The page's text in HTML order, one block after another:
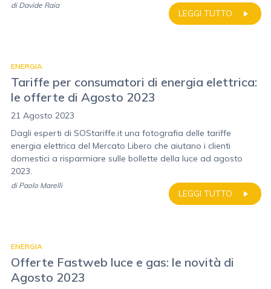
LEGGI TUTTO
di Davide Raia
ENERGIA
Tariffe per consumatori di energia elettrica:
le offerte di Agosto 2023
21 Agosto 2023
Dagli esperti di SOStariffe.it una fotografia delle tariffe
energia elettrica del Mercato Libero che aiutano i clienti
domestici a risparmiare sulle bollette della luce ad agosto
2023.
LEGGI TUTTO
di Paolo Marelli
ENERGIA
Offerte Fastweb luce e gas: le novità di
Agosto 2023